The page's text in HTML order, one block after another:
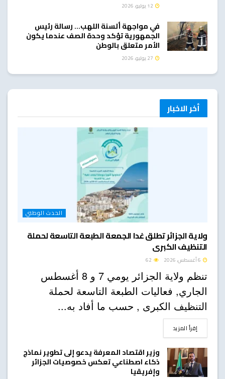
في مواجهة ألسنة اللهب… رسالة رئيس
الجمهورية تؤكد وحدة الصف عندما يكون
الأمر متعلق بالوطن
أخر الاخبار
الحدث الوطني
ولاية الجزائر تطلق غدا الجمعة الطبعة التاسعة لحملة
التنظيف الكبرى
تنظم ولاية الجزائر يومي 7 و 8 أغسطس
الجاري, فعاليات الطبعة التاسعة لحملة
التنظيف الكبرى , حسب ما أفاد به...
إقرأ المزيدDETAILS
وزير اقتصاد المعرفة يدعو إلى تطوير نماذج
ذكاء اصطناعي تعكس خصوصيات الجزائر
وإفريقيا